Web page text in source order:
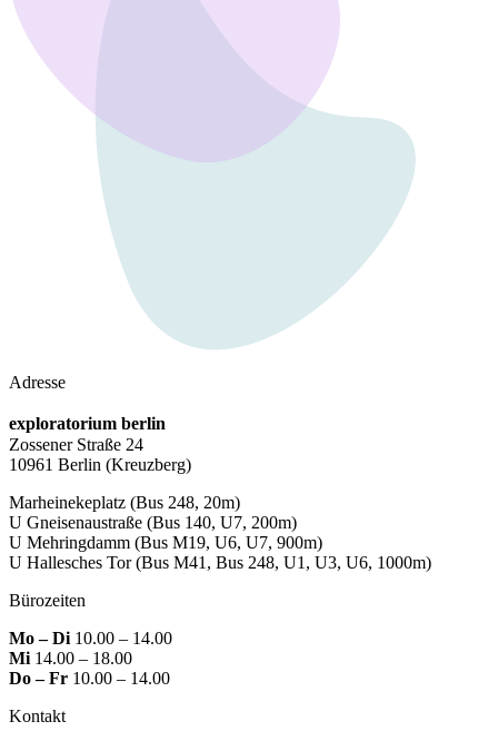
Adresse
exploratorium berlin
Zossener Straße 24
10961 Berlin (Kreuzberg)
Marheinekeplatz (Bus 248, 20m)
U Gneisenaustraße (Bus 140, U7, 200m)
U Mehringdamm (Bus M19, U6, U7, 900m)
U Hallesches Tor(Bus M41, Bus 248, U1, U3, U6, 1000m)
Bürozeiten
Mo – Di 10.00 – 14.00
Mi 14.00 – 18.00
Do – Fr 10.00 – 14.00
Kontakt